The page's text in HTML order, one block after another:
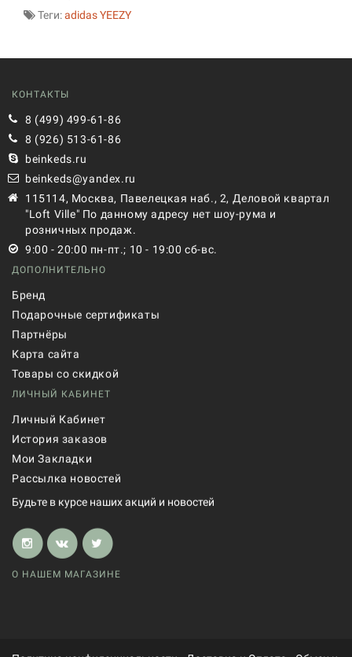
Теги:adidas YEEZY
КОНТАКТЫ
8 (499) 499-61-86
8 (926) 513-61-86
beinkeds.ru
beinkeds@yandex.ru
115114, Москва, Павелецкая наб., 2, Деловой квартал
"Loft Ville" По данному адресу нет шоу-рума и
розничных продаж.
9:00 - 20:00 пн-пт.; 10 - 19:00 сб-вс.
ДОПОЛНИТЕЛЬНО
Бренд
Подарочные сертификаты
Партнёры
Карта сайта
Товары со скидкой
ЛИЧНЫЙ КАБИНЕТ
Личный Кабинет
История заказов
Мои Закладки
Рассылка новостей
Будьте в курсе наших акций и новостей
О НАШЕМ МАГАЗИНЕ